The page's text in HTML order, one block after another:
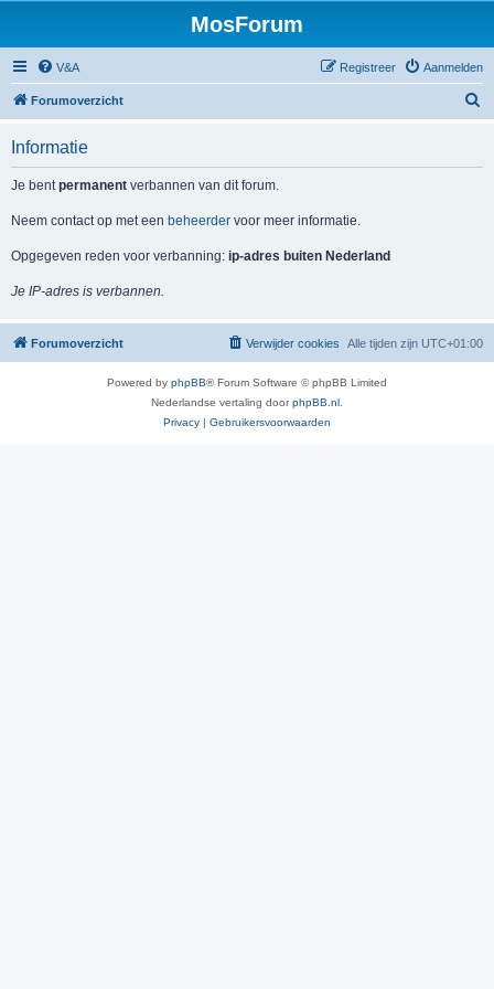
MosForum
V&A Aanmelden
Registreer
Forumoverzicht
Informatie
Je bentpermanent verbannen van dit forum.
Neem contact op met een beheerder voor meer informatie.
Opgegeven reden voor verbanning: ip-adres buiten Nederland
Je IP-adres is verbannen.
Forumoverzicht Alle tijden zijn UTC+01:00
Verwijder cookies
Powered by phpBB® Forum Software © phpBB Limited
Nederlandse vertaling doorphpBB.nl
Privacy | Gebruikersvoorwaarden